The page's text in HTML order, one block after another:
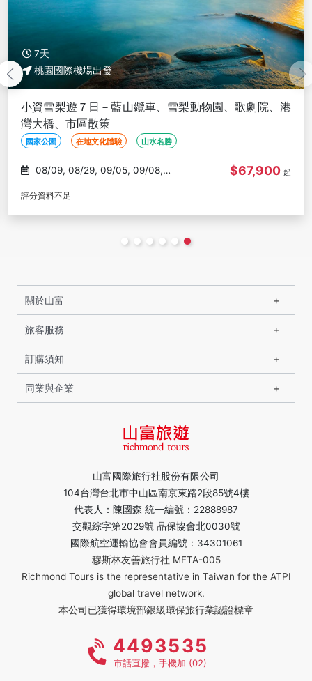
7天
桃園國際機場出發
小資雪梨遊７日－藍山纜車、雪梨動物園、歌劇院、港
灣大橋、市區散策
國家公園 在地文化體驗 山水名勝
$67,900 起
評分資料不足
山富國際旅行社股份有限公司
104台灣台北市中山區南京東路2段85號4樓
代表人：陳國森 統一編號：22888987
交觀綜字第2029號 品保協會北0030號
國際航空運輸協會會員編號：34301061
穆斯林友善旅行社 MFTA-005
Richmond Tours is the representative in Taiwan for the ATPI
global travel network.
本公司已獲得環境部銀級環保旅行業認證標章
關於山富
旅客服務
訂購須知
同業與企業
4493535
市話直撥，手機加 (02)